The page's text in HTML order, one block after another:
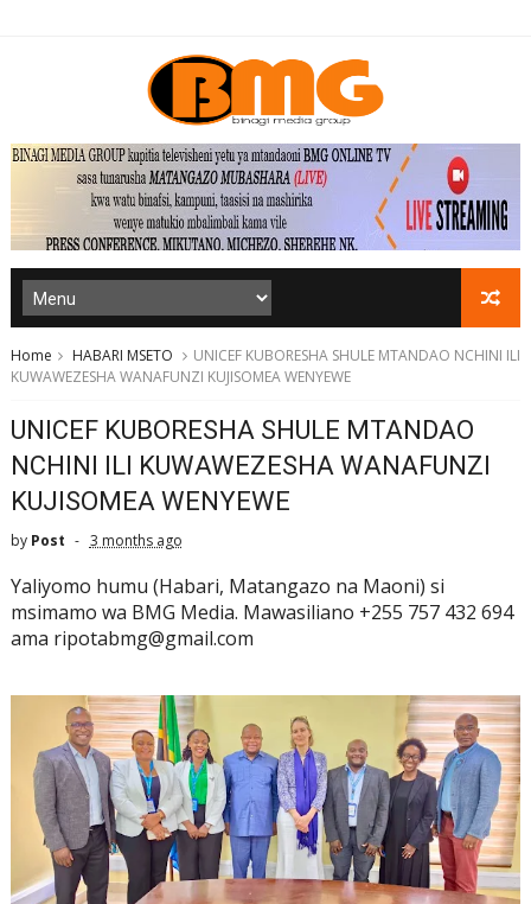
Home HABARI MSETO
UNICEF KUBORESHA SHULE MTANDAO NCHINI ILI
KUWAWEZESHA WANAFUNZI KUJISOMEA WENYEWE
UNICEF KUBORESHA SHULE MTANDAO
NCHINI ILI KUWAWEZESHA WANAFUNZI
KUJISOMEA WENYEWE
by Post 3 months ago
Yaliyomo humu (Habari, Matangazo na Maoni) si
msimamo wa BMG Media. Mawasiliano +255 757 432 694
ama ripotabmg@gmail.com